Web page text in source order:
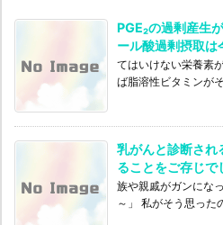
リ
PGE₂の過剰産生
ール酸過剰摂取は
てはいけない栄養素
ば脂溶性ビタミンが
乳がんと診断さ
ることをご存じ
族や親戚がガンにな
～」 私がそう思った